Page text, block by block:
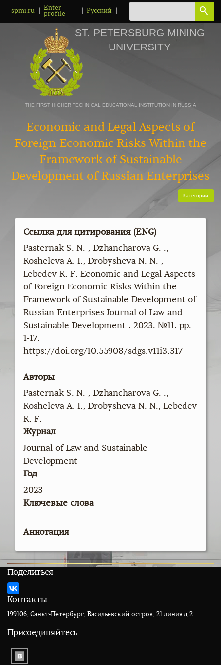
spmi.ru
Enter
profile
Русский
ST. PETERSBURG MINING
UNIVERSITY
THE FIRST HIGHER TECHNICAL EDUCATIONAL INSTITUTION IN RUSSIA
Economic and Legal Aspects of
Foreign Economic Risks Within the
Framework of Sustainable
Development of Russian Enterprises
Категории
Ссылка для цитирования (ENG)
Pasternak S. N. , Dzhancharova G. .,
Kosheleva A. I., Drobysheva N. N. ,
Lebedev K. F. Economic and Legal Aspects
of Foreign Economic Risks Within the
Framework of Sustainable Development of
Russian Enterprises Journal of Law and
Sustainable Development . 2023. №11. pp.
1-17.
https://doi.org/10.55908/sdgs.v11i3.317
Авторы
Pasternak S. N. , Dzhancharova G. .,
Kosheleva A. I., Drobysheva N. N., Lebedev
K. F.
Журнал
Journal of Law and Sustainable
Development
Год
2023
Ключевые слова
Аннотация
Поделиться
Контакты
199106, Санкт-Петербург, Васильевский остров, 21 линия д.2
Присоединяйтесь